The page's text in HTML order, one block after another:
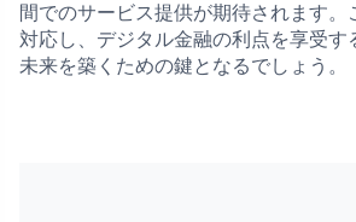
間でのサービス提供が期待されます。
対応し、デジタル金融の利点を享受す
未来を築くための鍵となるでしょう。